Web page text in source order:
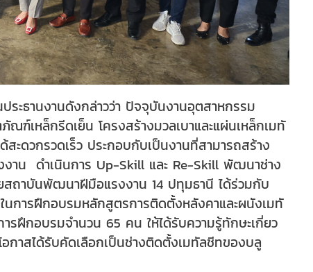
ระธานงานดังกล่าวว่า ปัจจุบันงานอุตสาหกรรม
ณฑ์เหล็กรีดเย็น โครงสร้างมวลเบาและแผ่นเหล็กเมทั
ะดวกรวดเร็ว ประกอบกับเป็นงานที่สามารถสร้าง
งาน ดำเนินการ Up-Skill และ Re-Skill พัฒนาช่าง
ถาบันพัฒนาฝีมือแรงงาน 14 ปทุมธานี ได้ร่วมกับ
การฝึกอบรมหลักสูตรการติดตั้งหลังคาและผนังเมทั
ฝึกอบรมจำนวน 65 คน ให้ได้รับความรู้ทักษะเกี่ยว
กาสได้รับคัดเลือกเป็นช่างติดตั้งเมทัลชีทของบลู